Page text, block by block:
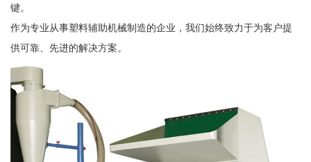
键。
作为专业从事塑料辅助机械制造的企业，我们始终致力于为客户提
供可靠、先进的解决方案。